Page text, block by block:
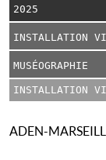
2025
INSTALLATION
MUSÉOGRAPHIE
INSTALLATION
ADEN-